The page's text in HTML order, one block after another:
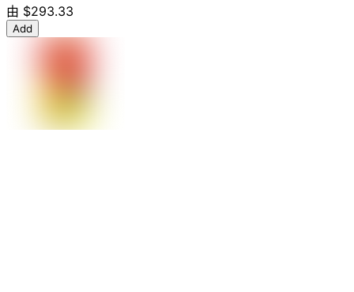
由 $293.33
Add